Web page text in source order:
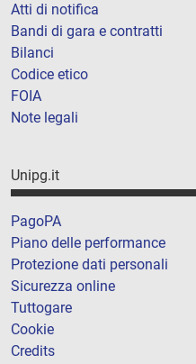
Atti di notifica
Bandi di gara e contratti
Bilanci
Codice etico
FOIA
Note legali
Unipg.it
PagoPA
Piano delle performance
Protezione dati personali
Sicurezza online
Tuttogare
Cookie
Credits